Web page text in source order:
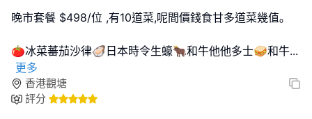
晚市套餐 $498/位 ,有10道菜,呢間價錢食甘多道菜幾值｡
🍅冰菜蕃茄沙律🦪日本時令生蠔🐂和牛他他多士🥪和牛...
更多
香港觀塘
評分